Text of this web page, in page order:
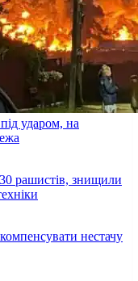
ударом, на
рашистів, знищили
нестачу